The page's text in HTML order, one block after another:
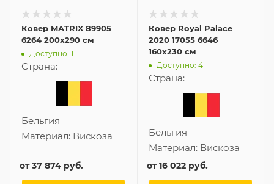
Ковер MATRIX 89905
6264 200x290 см
Доступно: 1
Страна:
Бельгия
Материал: Вискоза
от37 874 руб.
Ковер Royal Palace
2020 17055 6646
160x230 см
Доступно: 4
Страна:
Бельгия
Материал: Вискоза
от16 022 руб.